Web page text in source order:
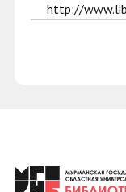
http://